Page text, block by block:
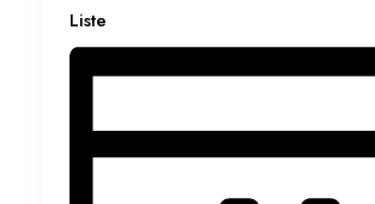
Liste